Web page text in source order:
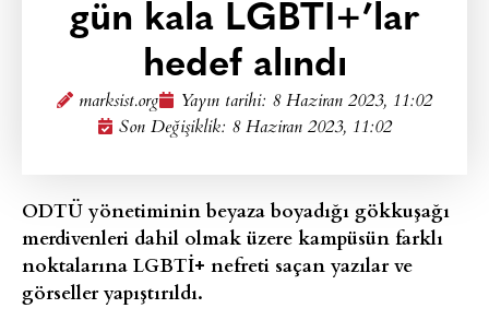
gün kala LGBTİ+’lar
hedef alındı
marksist.org Yayın tarihi: 8 Haziran 2023, 11:02
Son Değişiklik: 8 Haziran 2023, 11:02
ODTÜ yönetiminin beyaza boyadığı gökkuşağı
merdivenleri dahil olmak üzere kampüsün farklı
noktalarına LGBTİ+ nefreti saçan yazılar ve
görseller yapıştırıldı.